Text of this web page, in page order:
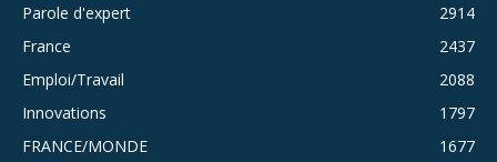
Parole d'expert
2914
France
2437
Emploi/Travail
2088
Innovations
1797
FRANCE/MONDE
1677